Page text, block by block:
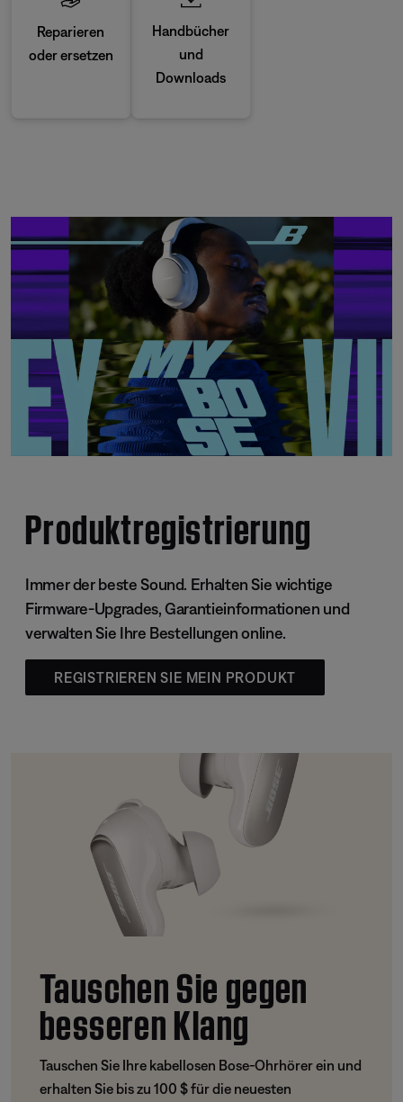
Reparieren
oder ersetzen
Handbücher
und
Downloads
Produktregistrierung
Immer der beste Sound. Erhalten Sie wichtige
Firmware-Upgrades, Garantieinformationen und
verwalten Sie Ihre Bestellungen online.
REGISTRIEREN SIE MEIN PRODUKT
Tauschen Sie gegen
besseren Klang
Tauschen Sie Ihre kabellosen Bose-Ohrhörer ein und
erhalten Sie bis zu 100 $ für die neuesten